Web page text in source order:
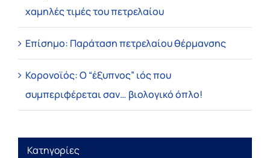
χαμηλές τιμές του πετρελαίου
Επίσημο: Παράταση πετρελαίου θέρμανσης
Κορονοϊός: Ο “έξυπνος” ιός που
συμπεριφέρεται σαν… βιολογικό όπλο!
Κατηγορίες